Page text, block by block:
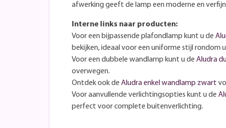
afwerking geeft de lamp een moderne en
Interne links naar producten:
Voor een bijpassende plafondlamp kunt u de
bekijken, ideaal voor een uniforme stijl rondom
Voor een dubbele wandlamp kunt u de Aludra
overwegen.
Ontdek ook de Aludra enkel wandlamp zwart
Voor aanvullende verlichtingsopties kunt u de
perfect voor complete buitenverlichting.